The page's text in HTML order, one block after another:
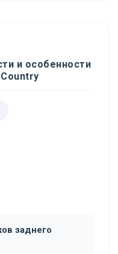
и особенности
заднего